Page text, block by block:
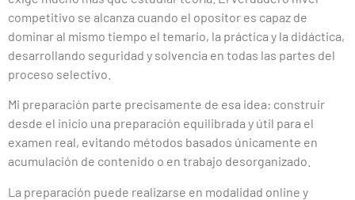
competitivo se alcanza cuando el opositor es capaz de
dominar al mismo tiempo el temario, la práctica y la didáctica,
desarrollando seguridad y solvencia en todas las partes del
proceso selectivo.
Mi preparación parte precisamente de esa idea: construir
desde el inicio una preparación equilibrada y útil para el
examen real, evitando métodos basados únicamente en
acumulación de contenido o en trabajo desorganizado.
La preparación puede realizarse en modalidad online y